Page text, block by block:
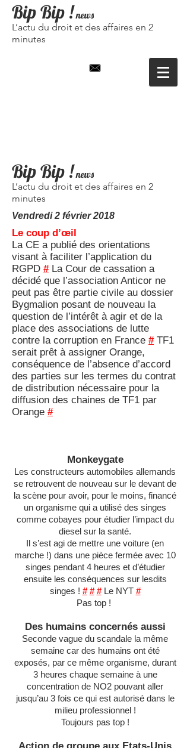
Bip Bip ! news
L’actu du droit et des affaires en 2
minutes
Bip Bip ! news
L’actu du droit et des affaires en 2
minutes
Vendredi 2 février 2018
Le coup d’œil
La CE a publié des orientations
visant à faciliter l’application du
RGPD #La Cour de cassation a
décidé que l’association Anticor ne
peut pas être partie civile au dossier
Bygmalion posant de nouveau la
question de l’intérêt à agir et de la
place des associations de lutte
contre la corruption en France #TF1
serait prêt à assigner Orange,
conséquence de l’absence d’accord
des parties sur les termes du contrat
de distribution nécessaire pour la
diffusion des chaines de TF1 par
Orange #
Monkeygate
Les constructeurs automobiles allemands
se retrouvent de nouveau sur le devant de
la scène pour avoir, pour le moins, financé
un organisme qui a utilisé des singes
comme cobayes pour étudier l’impact du
diesel sur la santé.
Il s’est agi de mettre une voiture (en
marche !) dans une pièce fermée avec 10
singes pendant 4 heures et d’étudier
ensuite les conséquences sur lesdits
singes ! # # #Le NYT #
Pas top !
Des humains concernés aussi
Seconde vague du scandale la même
semaine car des humains ont été
exposés, par ce même organisme, durant
3 heures chaque semaine à une
concentration de NO2 pouvant aller
jusqu’au 3 fois ce qui est autorisé dans le
milieu professionnel !
Toujours pas top !